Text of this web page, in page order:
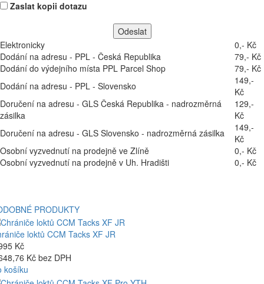
Zaslat kopii dotazu
Elektronicky
0,- Kč
Dodání na adresu - PPL - Česká Republika
79,- Kč
Dodání do výdejního místa PPL Parcel Shop
79,- Kč
Dodání na adresu - PPL - Slovensko
149,-
Kč
Doručení na adresu - GLS Česká Republika - nadrozměrná
zásilka
129,-
Kč
Doručení na adresu - GLS Slovensko - nadrozměrná zásilka
149,-
Kč
Osobní vyzvednutí na prodejně ve Zlíně
0,- Kč
Osobní vyzvednutí na prodejně v Uh. Hradišti
0,- Kč
PRODUKTY
loktů CCM Tacks XF JR
Kč
Kč bez DPH
košíku